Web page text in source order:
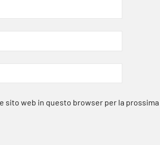
sito web in questo browser per la